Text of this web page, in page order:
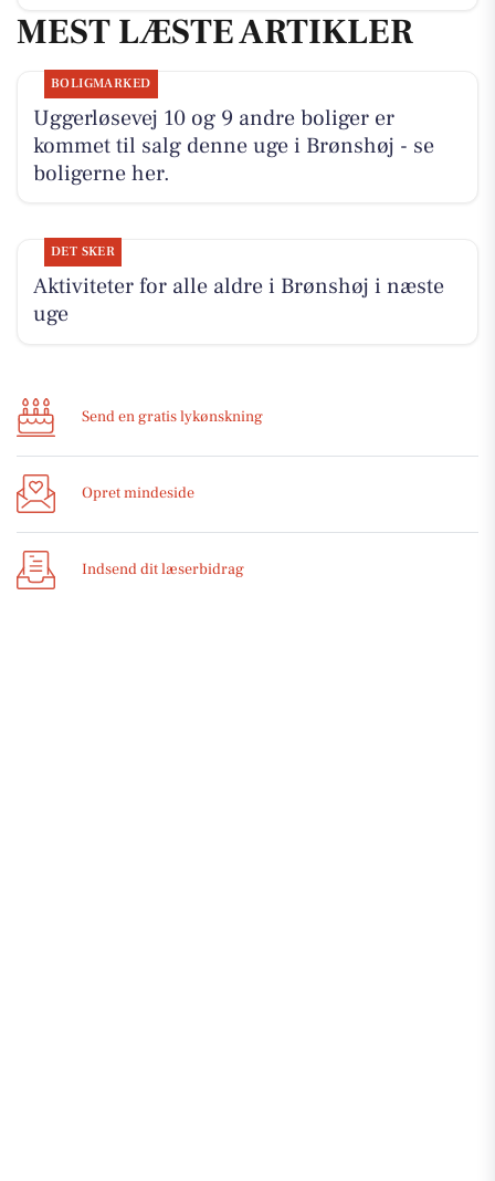
MEST LÆSTE ARTIKLER
BOLIGMARKED
Uggerløsevej 10 og 9 andre boliger er
kommet til salg denne uge i Brønshøj - se
boligerne her.
DET SKER
Aktiviteter for alle aldre i Brønshøj i næste
uge
Send en gratis lykønskning
Opret mindeside
Indsend dit læserbidrag